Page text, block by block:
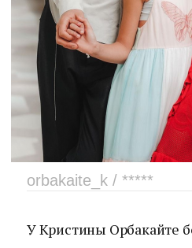
orbakaite_k / *****
У Кристины Орбакайте